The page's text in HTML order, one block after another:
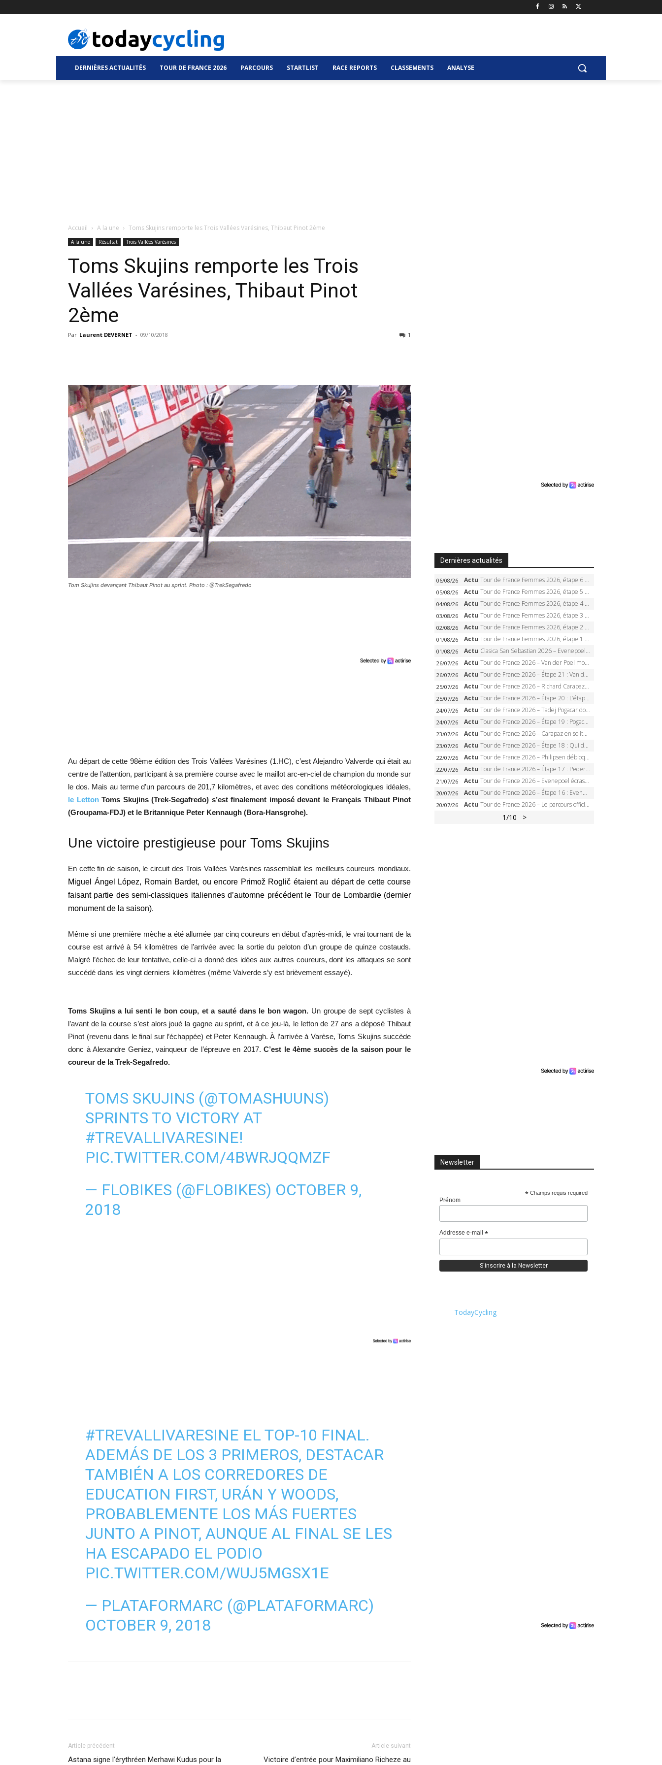
DERNIÈRES ACTUALITÉS TOUR DE FRANCE 2026 PARCOURS STARTLIST RACE REPORTS CLASSEMENTS ANALYSE
Accueil A la une Toms Skujins remporte les Trois Vallées Varésines, Thibaut Pinot 2ème
A la une Résultat Trois Vallées Varésines
Toms Skujins remporte les Trois
Vallées Varésines, Thibaut Pinot
2ème
Par Laurent DEVERNET - 09/10/2018 1
Tom Skujins devançant Thibaut Pinot au sprint. Photo : @TrekSegafredo
Au départ de cette 98ème édition des Trois Vallées Varésines (1.HC), c’est Alejandro Valverde qui était au
centre de l’attention, participant à sa première course avec le maillot arc-en-ciel de champion du monde sur
le dos. Mais au terme d’un parcours de 201,7 kilomètres, et avec des conditions météorologiques idéales,
le Letton Toms Skujins (Trek-Segafredo) s’est finalement imposé devant le Français Thibaut Pinot
(Groupama-FDJ) et le Britannique Peter Kennaugh (Bora-Hansgrohe).
Une victoire prestigieuse pour Toms Skujins
En cette fin de saison, le circuit des Trois Vallées Varésines rassemblait les meilleurs coureurs mondiaux.
Miguel Ángel López, Romain Bardet, ou encore Primož Roglič étaient au départ de cette course
faisant partie des semi-classiques italiennes d’automne précédent le Tour de Lombardie (dernier
monument de la saison).
Même si une première mèche a été allumée par cinq coureurs en début d’après-midi, le vrai tournant de la
course est arrivé à 54 kilomètres de l’arrivée avec la sortie du peloton d’un groupe de quinze costauds.
Malgré l’échec de leur tentative, celle-ci a donné des idées aux autres coureurs, dont les attaques se sont
succédé dans les vingt derniers kilomètres (même Valverde s’y est brièvement essayé).
Toms Skujins a lui senti le bon coup, et a sauté dans le bon wagon. Un groupe de sept cyclistes à
l’avant de la course s’est alors joué la gagne au sprint, et à ce jeu-là, le letton de 27 ans a déposé Thibaut
Pinot (revenu dans le final sur l’échappée) et Peter Kennaugh. À l’arrivée à Varèse, Toms Skujins succède
donc à Alexandre Geniez, vainqueur de l’épreuve en 2017.C’est le 4ème succès de la saison pour le
coureur de la Trek-Segafredo.
TOMS SKUJINS (@TOMASHUUNS)
SPRINTS TO VICTORY AT
#TREVALLIVARESINE!
PIC.TWITTER.COM/4BWRJQQMZF
— FLOBIKES (@FLOBIKES) OCTOBER 9,
2018
#TREVALLIVARESINE EL TOP-10 FINAL.
ADEMÁS DE LOS 3 PRIMEROS, DESTACAR
TAMBIÉN A LOS CORREDORES DE
EDUCATION FIRST, URÁN Y WOODS,
PROBABLEMENTE LOS MÁS FUERTES
JUNTO A PINOT, AUNQUE AL FINAL SE LES
HA ESCAPADO EL PODIO
PIC.TWITTER.COM/WUJ5MGSX1E
— PLATAFORMARC (@PLATAFORMARC)
OCTOBER 9, 2018
Article précédent
Astana signe l’érythréen Merhawi Kudus pour la
Article suivant
Victoire d’entrée pour Maximiliano Richeze au
Dernières actualités
06/08/26 Actu Tour de France Femmes 2026, étape 6 – Kim Le Court-Pienaar gagne à Tournon, Reusser en jaune
05/08/26 Actu Tour de France Femmes 2026, étape 5 – Demi Vollering gagne à Belleville, Reusser en jaune, Ferrand-Prévot coule
04/08/26 Actu Tour de France Femmes 2026, étape 4 – Marlen Reusser écrase le chrono, Ferrand-Prévot en crise
03/08/26 Actu Tour de France Femmes 2026, étape 3 – Sigrid Haugset en solitaire, 88 km d’échappée, maillot jaune
02/08/26 Actu Tour de France Femmes 2026, étape 2 – Lorena Wiebes doublé à Genève, Markus héroïque, 7e record
01/08/26 Actu Tour de France Femmes 2026, étape 1 – Lorena Wiebes intouchable à Lausanne, premier maillot jaune
01/08/26 Actu Clasica San Sebastian 2026 – Evenepoel recordman, 4e victoire, Carapaz battu au sprint
26/07/26 Actu Tour de France 2026 – Van der Poel monumental à Paris, Pogacar égale le record des cinq sacres
26/07/26 Actu Tour de France 2026 – Étape 21 : Van der Poel, Pogacar, qui succédera à Wout van Aert sur les Champs-Elysées ?
25/07/26 Actu Tour de France 2026 – Richard Carapaz roi des Alpes, doublé et maillot à pois, Seixas perd le podium
25/07/26 Actu Tour de France 2026 – Étape 20 : L’étape reine, Galibier, Sarenne, Alpe d’Huez, qui succédera à Pogacar ?
24/07/26 Actu Tour de France 2026 – Tadej Pogacar dompte l’Alpe d’Huez, 5e victoire, record de Pantani pulvérisé
24/07/26 Actu Tour de France 2026 – Étape 19 : Pogacar peut-il enfin dompter l’Alpe d’Huez ?
23/07/26 Actu Tour de France 2026 – Carapaz en solitaire à Orcières-Merlette, Paret-Peintre à un point du maillot à pois
23/07/26 Actu Tour de France 2026 – Étape 18 : Qui domptera Orcières-Merlette, première marche vers l’Alpe d’Huez ?
22/07/26 Actu Tour de France 2026 – Philipsen débloque son compteur à Voiron, Pedersen en danger pour le maillot vert
22/07/26 Actu Tour de France 2026 – Étape 17 : Pedersen peut-il verrouiller le maillot vert à Voiron ?
21/07/26 Actu Tour de France 2026 – Evenepoel écrase le chrono d’Évian, Seixas 4e, Lipowitz abandonne
20/07/26 Actu Tour de France 2026 – Étape 16 : Evenepoel, Pogacar, Ganna… qui domptera le chrono d’Évian pour redessiner le podium ?
20/07/26 Actu Tour de France 2026 – Le parcours officiel complet : 21 étapes, profils, carte et dates
1/10 >
Newsletter
* Champs requis required
Prénom
Addresse e-mail *
TodayCycling